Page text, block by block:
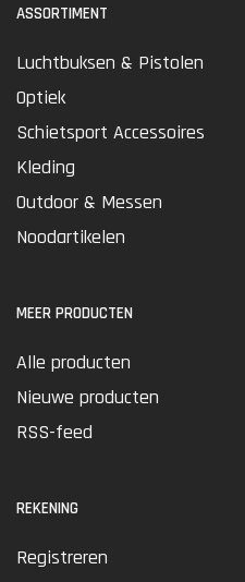
ASSORTIMENT
Luchtbuksen & Pistolen
Optiek
Schietsport Accessoires
Kleding
Outdoor & Messen
Noodartikelen
MEER PRODUCTEN
Alle producten
Nieuwe producten
RSS-feed
REKENING
Registreren